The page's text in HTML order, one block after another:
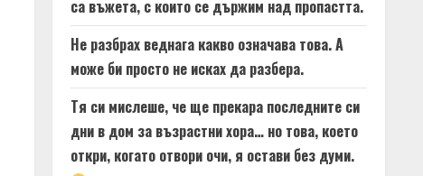
са въжета, с които се държим над пропастта.
Не разбрах веднага какво означава това. А
може би просто не исках да разбера.
Тя си мислеше, че ще прекара последните си
дни в дом за възрастни хора… но това, което
откри, когато отвори очи, я остави без думи.